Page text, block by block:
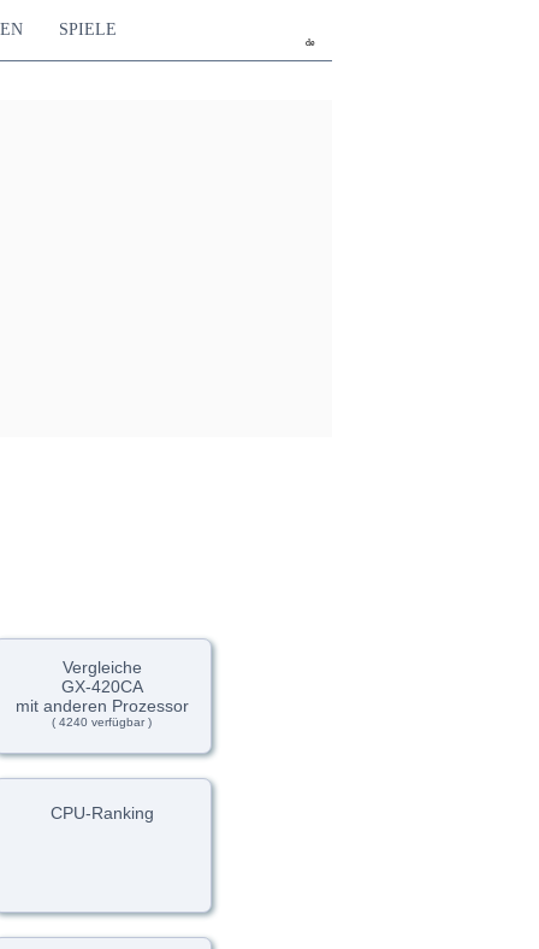
de
SPIELE
Vergleiche
GX-420CA
mit anderen Prozessor
( 4240 verfügbar )
CPU-Ranking